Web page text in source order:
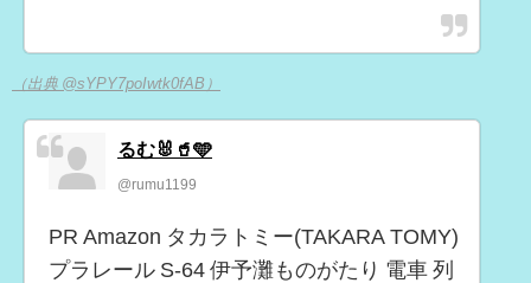
（出典 @sYPY7poIwtk0fAB）
るむ🐰🥤🩵
@rumu1199
PR Amazon タカラトミー(TAKARA TOMY)
プラレール S-64 伊予灘ものがたり 電車 列